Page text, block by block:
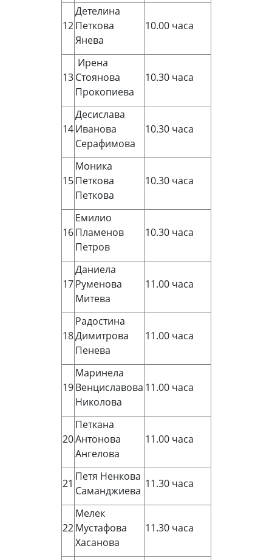
12
Детелина
Петкова
Янева
10.00 часа
13
Ирена
Стоянова
Прокопиева
10.30 часа
14
Десислава
Иванова
Серафимова
10.30 часа
15
Моника
Петкова
Петкова
10.30 часа
16
Емилио
Пламенов
Петров
10.30 часа
17
Даниела
Руменова
Митева
11.00 часа
18
Радостина
Димитрова
Пенева
11.00 часа
19
Маринела
Венциславова
Николова
11.00 часа
20
Петкана
Антонова
Ангелова
11.00 часа
21
Петя Ненкова
Саманджиева
11.30 часа
22
Мелек
Мустафова
Хасанова
11.30 часа